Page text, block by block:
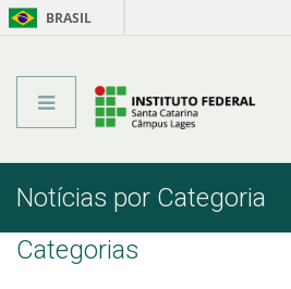
BRASIL
Notícias por Categoria
Categorias